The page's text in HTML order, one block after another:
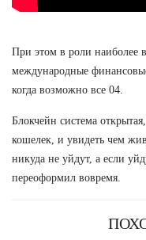
При этом в роли наиболее
международные
когда возможно все 04.
Блокчейн система
кошелек, и увидеть чем
никуда не уйдут, а если
переоформил вовремя.